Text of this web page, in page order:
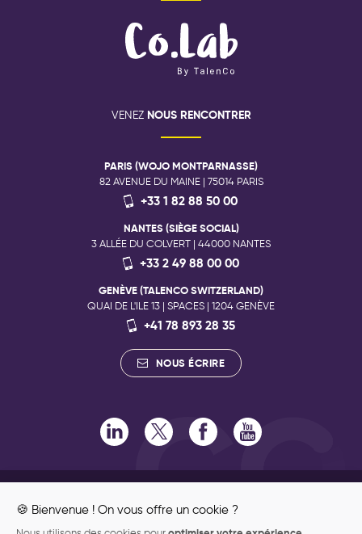
🍪 Bienvenue ! On vous offre un cookie ?
VENEZ NOUS RENCONTRER
PARIS (WOJO MONTPARNASSE)
82 AVENUE DU MAINE | 75014 PARIS
+33 1 82 88 50 00
NANTES (SIÈGE SOCIAL)
3 ALLÉE DU COLVERT | 44000 NANTES
+33 2 49 88 00 00
GENÈVE (TALENCO SWITZERLAND)
QUAI DE L'ILE 13 | SPACES | 1204 GENÈVE
+41 78 893 28 35
NOUS ÉCRIRE
ENGAGEMENTS RSE